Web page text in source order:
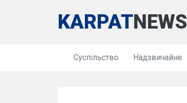
KARPATNEWS
Суспільство Надзвичайне